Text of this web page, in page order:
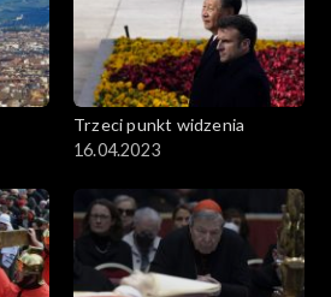
Trzeci punkt widzenia
16.04.2023